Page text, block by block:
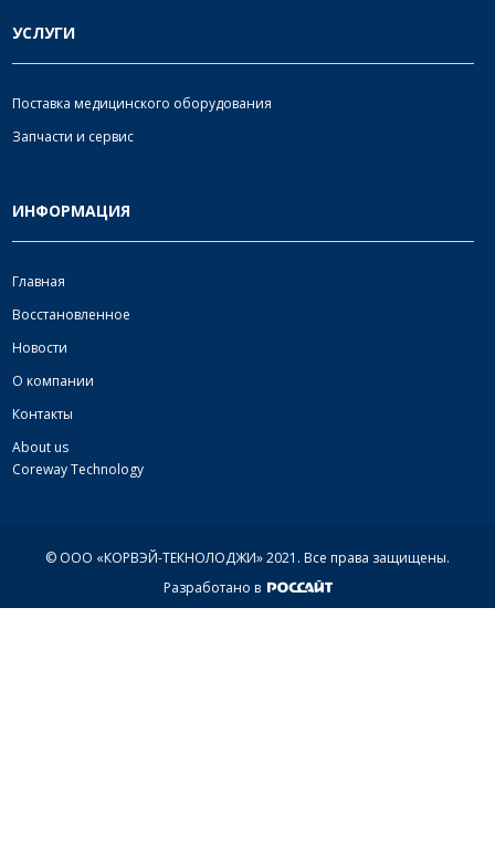
УСЛУГИ
Поставка медицинского оборудования
Запчасти и сервис
ИНФОРМАЦИЯ
Главная
Восстановленное
Новости
О компании
Контакты
About us
Coreway Technology
© ООО «КОРВЭЙ-ТЕКНОЛОДЖИ» 2021. Все права защищены.
Разработано в